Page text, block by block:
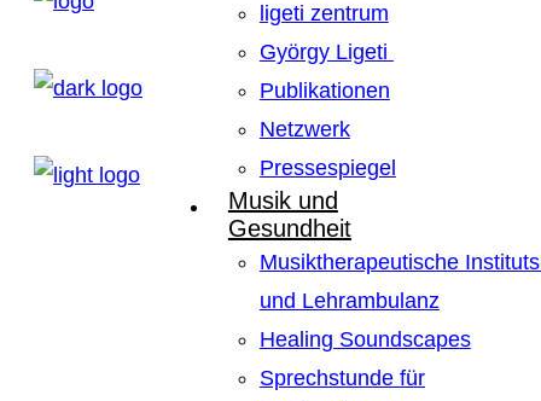
ligeti zentrum
György Ligeti
Publikationen
Netzwerk
Pressespiegel
Musik und
Gesundheit
Musiktherapeutische
und Lehrambulanz
Healing Soundscapes
Sprechstunde für